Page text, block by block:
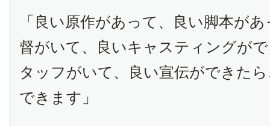
「良い原作があって、良い脚本が
督がいて、良いキャスティングが
タッフがいて、良い宣伝ができた
できます」